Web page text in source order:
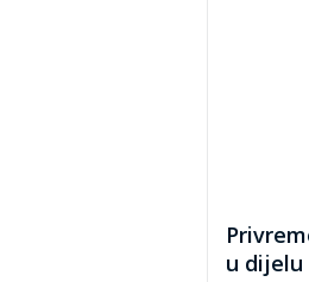
u dijelu